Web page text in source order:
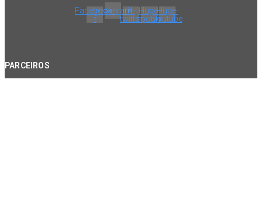
Facebook-
f
InstagramX-
twitter
Huge-
spotify
Huge-
youtube
PARCEIROS